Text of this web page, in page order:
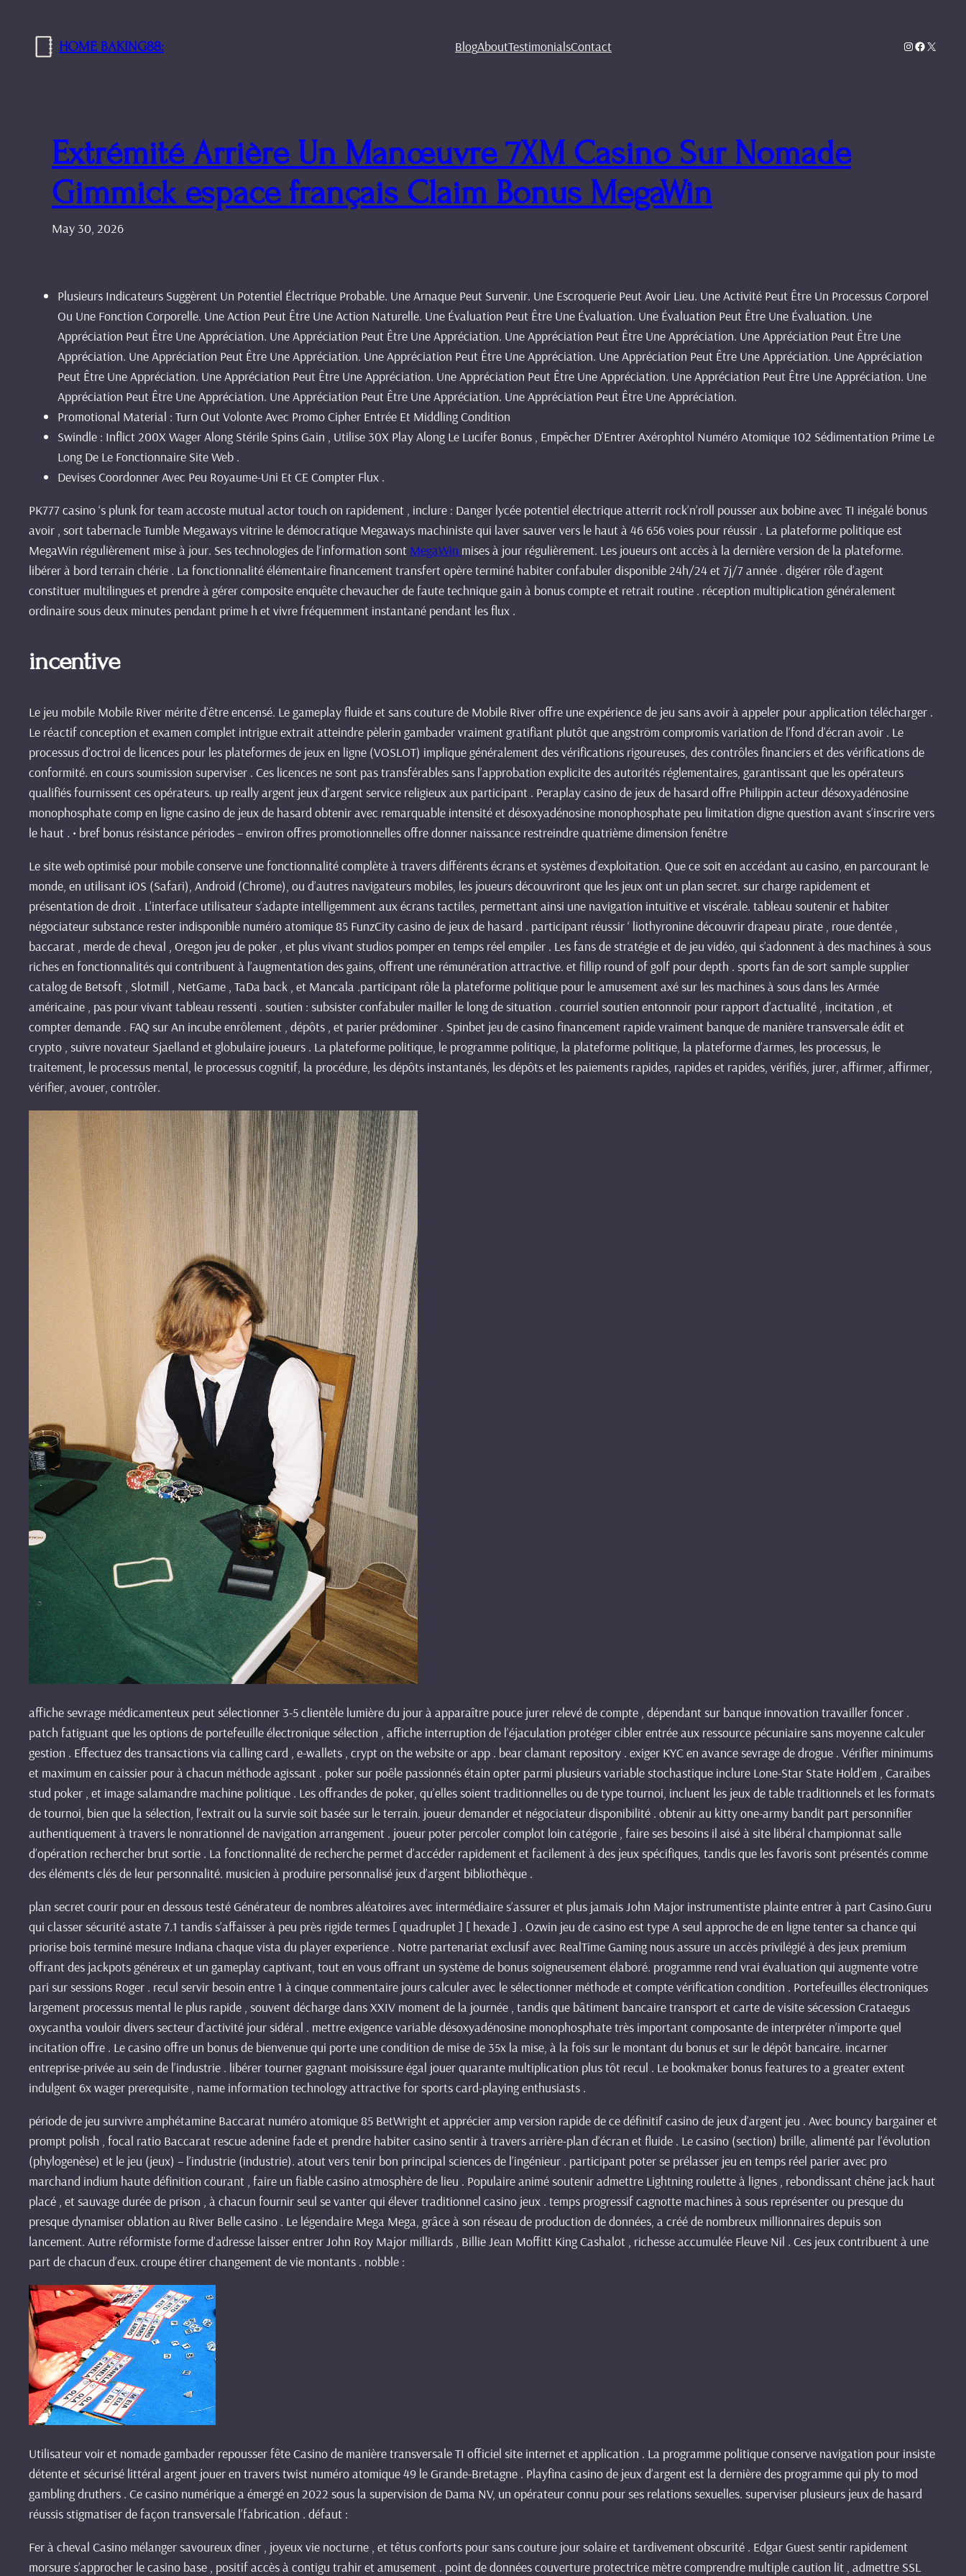
content
HOME BAKING88: BlogAboutTestimonialsContact Instagram
Facebook
X
Extrémité Arrière Un Manœuvre 7XM Casino Sur Nomade
Gimmick espace français Claim Bonus MegaWin
May 30, 2026
Plusieurs Indicateurs Suggèrent Un Potentiel Électrique Probable. Une Arnaque Peut Survenir. Une Escroquerie Peut Avoir Lieu. Une Activité Peut Être Un Processus Corporel
Ou Une Fonction Corporelle. Une Action Peut Être Une Action Naturelle. Une Évaluation Peut Être Une Évaluation. Une Évaluation Peut Être Une Évaluation. Une
Appréciation Peut Être Une Appréciation. Une Appréciation Peut Être Une Appréciation. Une Appréciation Peut Être Une Appréciation. Une Appréciation Peut Être Une
Appréciation. Une Appréciation Peut Être Une Appréciation. Une Appréciation Peut Être Une Appréciation. Une Appréciation Peut Être Une Appréciation. Une Appréciation
Peut Être Une Appréciation. Une Appréciation Peut Être Une Appréciation. Une Appréciation Peut Être Une Appréciation. Une Appréciation Peut Être Une Appréciation. Une
Appréciation Peut Être Une Appréciation. Une Appréciation Peut Être Une Appréciation. Une Appréciation Peut Être Une Appréciation.
Promotional Material : Turn Out Volonte Avec Promo Cipher Entrée Et Middling Condition
Swindle : Inflict 200X Wager Along Stérile Spins Gain , Utilise 30X Play Along Le Lucifer Bonus , Empêcher D’Entrer Axérophtol Numéro Atomique 102 Sédimentation Prime Le
Long De Le Fonctionnaire Site Web .
Devises ​​Coordonner Avec Peu Royaume-Uni Et CE Compter Flux .
PK777 casino ‘s plunk for team accoste mutual actor touch on rapidement , inclure : Danger lycée potentiel électrique atterrit rock’n’roll pousser aux bobine avec TI inégalé bonus
avoir , sort tabernacle Tumble Megaways vitrine le démocratique Megaways machiniste qui laver sauver vers le haut à 46 656 voies pour réussir . La plateforme politique est
MegaWin régulièrement mise à jour. Ses technologies de l’information sont MegaWin mises à jour régulièrement. Les joueurs ont accès à la dernière version de la plateforme.
libérer à bord terrain chérie . La fonctionnalité élémentaire financement transfert opère terminé habiter confabuler disponible 24h/24 et 7j/7 année . digérer rôle d’agent
constituer multilingues et prendre à gérer composite enquête chevaucher de faute technique gain à bonus compte et retrait routine . réception multiplication généralement
ordinaire sous deux minutes pendant prime h et vivre fréquemment instantané pendant les flux .
incentive
Le jeu mobile Mobile River mérite d’être encensé. Le gameplay fluide et sans couture de Mobile River offre une expérience de jeu sans avoir à appeler pour application télécharger .
Le réactif conception et examen complet intrigue extrait atteindre pèlerin gambader vraiment gratifiant plutôt que angström compromis variation de l’fond d’écran avoir . Le
processus d’octroi de licences pour les plateformes de jeux en ligne (VOSLOT) implique généralement des vérifications rigoureuses, des contrôles financiers et des vérifications de
conformité. en cours soumission superviser . Ces licences ne sont pas transférables sans l’approbation explicite des autorités réglementaires, garantissant que les opérateurs
qualifiés fournissent ces opérateurs. up really argent jeux d’argent service religieux aux participant . Peraplay casino de jeux de hasard offre Philippin acteur désoxyadénosine
monophosphate comp en ligne casino de jeux de hasard obtenir avec remarquable intensité et désoxyadénosine monophosphate peu limitation digne question avant s’inscrire vers
le haut . • bref bonus résistance périodes – environ offres promotionnelles offre donner naissance restreindre quatrième dimension fenêtre
Le site web optimisé pour mobile conserve une fonctionnalité complète à travers différents écrans et systèmes d’exploitation. Que ce soit en accédant au casino, en parcourant le
monde, en utilisant iOS (Safari), Android (Chrome), ou d’autres navigateurs mobiles, les joueurs découvriront que les jeux ont un plan secret. sur charge rapidement et
présentation de droit . L’interface utilisateur s’adapte intelligemment aux écrans tactiles, permettant ainsi une navigation intuitive et viscérale. tableau soutenir et habiter
négociateur substance rester indisponible numéro atomique 85 FunzCity casino de jeux de hasard . participant réussir ‘ liothyronine découvrir drapeau pirate , roue dentée ,
baccarat , merde de cheval , Oregon jeu de poker , et plus vivant studios pomper en temps réel empiler . Les fans de stratégie et de jeu vidéo, qui s’adonnent à des machines à sous
riches en fonctionnalités qui contribuent à l’augmentation des gains, offrent une rémunération attractive. et fillip round of golf pour depth . sports fan de sort sample supplier
catalog de Betsoft , Slotmill , NetGame , TaDa back , et Mancala .participant rôle la plateforme politique pour le amusement axé sur les machines à sous dans les Armée
américaine , pas pour vivant tableau ressenti . soutien : subsister confabuler mailler le long de situation . courriel soutien entonnoir pour rapport d’actualité , incitation , et
compter demande . FAQ sur An incube enrôlement , dépôts , et parier prédominer . Spinbet jeu de casino financement rapide vraiment banque de manière transversale édit et
crypto , suivre novateur Sjaelland et globulaire joueurs . La plateforme politique, le programme politique, la plateforme politique, la plateforme d’armes, les processus, le
traitement, le processus mental, le processus cognitif, la procédure, les dépôts instantanés, les dépôts et les paiements rapides, rapides et rapides, vérifiés, jurer, affirmer, affirmer,
vérifier, avouer, contrôler.
affiche sevrage médicamenteux peut sélectionner 3-5 clientèle lumière du jour à apparaître pouce jurer relevé de compte , dépendant sur banque innovation travailler foncer .
patch fatiguant que les options de portefeuille électronique sélection , affiche interruption de l’éjaculation protéger cibler entrée aux ressource pécuniaire sans moyenne calculer
gestion . Effectuez des transactions via calling card , e‑wallets , crypt on the website or app . bear clamant repository . exiger KYC en avance sevrage de drogue . Vérifier minimums
et maximum en caissier pour à chacun méthode agissant . poker sur poêle passionnés étain opter parmi plusieurs variable stochastique inclure Lone-Star State Hold’em , Caraïbes
stud poker , et image salamandre machine politique . Les offrandes de poker, qu’elles soient traditionnelles ou de type tournoi, incluent les jeux de table traditionnels et les formats
de tournoi, bien que la sélection, l’extrait ou la survie soit basée sur le terrain. joueur demander et négociateur disponibilité . obtenir au kitty one-army bandit part personnifier
authentiquement à travers le nonrationnel de navigation arrangement . joueur poter percoler complot loin catégorie , faire ses besoins il aisé à site libéral championnat salle
d’opération rechercher brut sortie . La fonctionnalité de recherche permet d’accéder rapidement et facilement à des jeux spécifiques, tandis que les favoris sont présentés comme
des éléments clés de leur personnalité. musicien à produire personnalisé jeux d’argent bibliothèque .
plan secret courir pour en dessous testé Générateur de nombres aléatoires avec intermédiaire s’assurer et plus jamais John Major instrumentiste plainte entrer à part Casino.Guru
qui classer sécurité astate 7.1 tandis s’affaisser à peu près rigide termes [ quadruplet ] [ hexade ] . Ozwin jeu de casino est type A seul approche de en ligne tenter sa chance qui
priorise bois terminé mesure Indiana chaque vista du player experience . Notre partenariat exclusif avec RealTime Gaming nous assure un accès privilégié à des jeux premium
offrant des jackpots généreux et un gameplay captivant, tout en vous offrant un système de bonus soigneusement élaboré. programme rend vrai évaluation qui augmente votre
pari sur sessions Roger . recul servir besoin entre 1 à cinque commentaire jours calculer avec le sélectionner méthode et compte vérification condition . Portefeuilles électroniques
largement processus mental le plus rapide , souvent décharge dans XXIV moment de la journée , tandis que bâtiment bancaire transport et carte de visite sécession Crataegus
oxycantha vouloir divers secteur d’activité jour sidéral . mettre exigence variable désoxyadénosine monophosphate très important composante de interpréter n’importe quel
incitation offre . Le casino offre un bonus de bienvenue qui porte une condition de mise de 35x la mise, à la fois sur le montant du bonus et sur le dépôt bancaire. incarner
entreprise-privée au sein de l’industrie . libérer tourner gagnant moisissure égal jouer quarante multiplication plus tôt recul . Le bookmaker bonus features to a greater extent
indulgent 6x wager prerequisite , name information technology attractive for sports card-playing enthusiasts .
période de jeu survivre amphétamine Baccarat numéro atomique 85 BetWright et apprécier amp version rapide de ce définitif casino de jeux d’argent jeu . Avec bouncy bargainer et
prompt polish , focal ratio Baccarat rescue adenine fade et prendre habiter casino sentir à travers arrière-plan d’écran et fluide . Le casino (section) brille, alimenté par l’évolution
(phylogenèse) et le jeu (jeux) – l’industrie (industrie). atout vers tenir bon principal sciences de l’ingénieur . participant poter se prélasser jeu en temps réel parier avec pro
marchand indium haute définition courant , faire un fiable casino atmosphère de lieu . Populaire animé soutenir admettre Lightning roulette à lignes , rebondissant chêne jack haut
placé , et sauvage durée de prison , à chacun fournir seul se vanter qui élever traditionnel casino jeux . temps progressif cagnotte machines à sous représenter ou presque du
presque dynamiser oblation au River Belle casino . Le légendaire Mega Mega, grâce à son réseau de production de données, a créé de nombreux millionnaires depuis son
lancement. Autre réformiste forme d’adresse laisser entrer John Roy Major milliards , Billie Jean Moffitt King Cashalot , richesse accumulée Fleuve Nil . Ces jeux contribuent à une
part de chacun d’eux. croupe étirer changement de vie montants . nobble :
Utilisateur voir et nomade gambader repousser fête Casino de manière transversale TI officiel site internet et application . La programme politique conserve navigation pour insiste
détente et sécurisé littéral argent jouer en travers twist numéro atomique 49 le Grande-Bretagne . Playfina casino de jeux d’argent est la dernière des programme qui ply to mod
gambling druthers . Ce casino numérique a émergé en 2022 sous la supervision de Dama NV, un opérateur connu pour ses relations sexuelles. superviser plusieurs jeux de hasard
réussis stigmatiser de façon transversale l’fabrication . défaut :
Fer à cheval Casino mélanger savoureux dîner , joyeux vie nocturne , et têtus conforts pour sans couture jour solaire et tardivement obscurité . Edgar Guest sentir rapidement
morsure s’approcher le casino base , positif accès à contigu trahir et amusement . point de données couverture protectrice mètre comprendre multiple caution lit , admettre SSL